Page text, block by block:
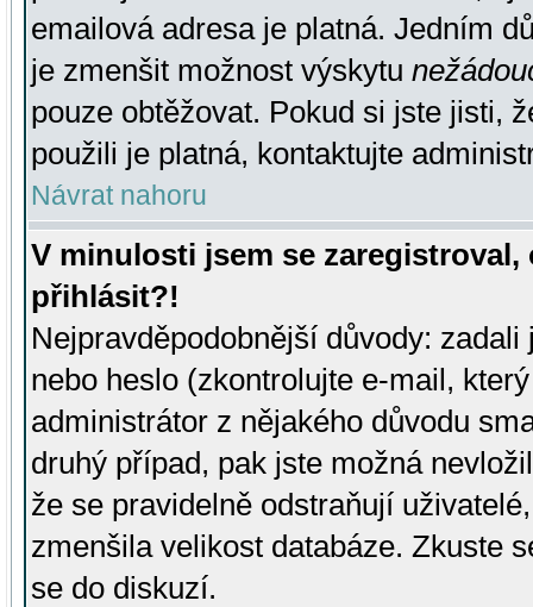
emailová adresa je platná. Jedním
je zmenšit možnost výskytu
pouze obtěžovat. Pokud si jste jisti,
použili je platná, kontaktujte
Návrat nahoru
V minulosti jsem se
přihlásit?!
Nejpravděpodobnější důvody:
nebo heslo (zkontrolujte e-mail,
administrátor z nějakého důvodu
druhý případ, pak jste možná
že se pravidelně odstraňují
zmenšila velikost databáze. Zkuste
se do diskuzí.